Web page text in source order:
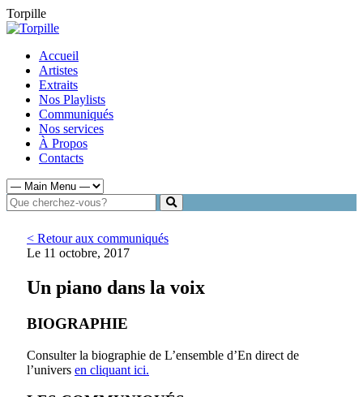
Torpille
Accueil
Artistes
Extraits
Nos Playlists
Communiqués
Nos services
À Propos
Contacts
< Retour aux communiqués
Le 11 octobre, 2017
Un piano dans la voix
BIOGRAPHIE
Consulter la biographie de L’ensemble d’En direct de
l’univers en cliquant ici.